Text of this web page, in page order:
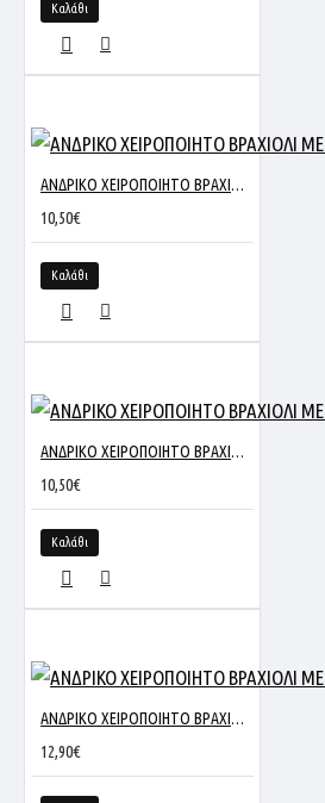
Καλάθι
ΑΝΔΡΙΚΟ ΧΕΙΡΟΠΟΙΗΤΟ ΒΡΑΧΙΟΛΙ ΜΕ ΛΕΠΤΟΜΕΡΕΙΑ ΑΤΣΑΛΙ ΜΠΛE-ΜΠΕΖ
10,50€
Καλάθι
ΑΝΔΡΙΚΟ ΧΕΙΡΟΠΟΙΗΤΟ ΒΡΑΧΙΟΛΙ ΜΕ ΛΕΠΤΟΜΕΡΕΙΑ ΑΤΣΑΛΙ ΜΑΥΡΟ-ΚΟΚΚΙΝΟ
10,50€
Καλάθι
ΑΝΔΡΙΚΟ ΧΕΙΡΟΠΟΙΗΤΟ ΒΡΑΧΙΟΛΙ ΜΕ ΚΟΚΟΦΟΙΝΙΚΑ ΜΑΥΡΟ
12,90€